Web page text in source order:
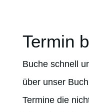
Termin
Buche schnell
über unser
Termine die